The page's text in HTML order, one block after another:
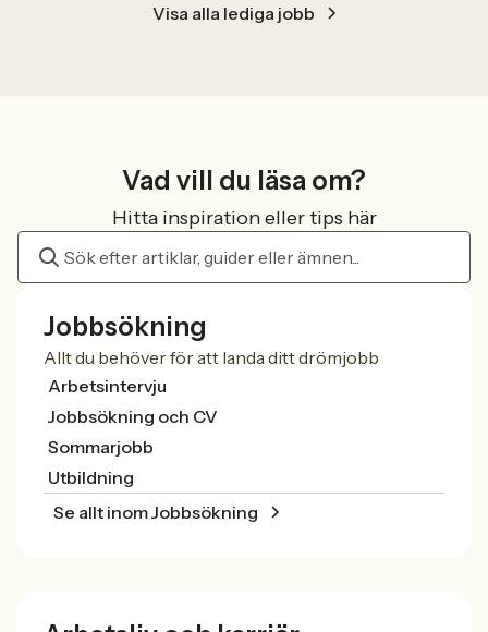
Visa alla lediga jobb
Vad vill du läsa om?
Hitta inspiration eller tips här
Jobbsökning
Allt du behöver för att landa ditt drömjobb
Arbetsintervju
Jobbsökning och CV
Sommarjobb
Utbildning
Se allt inom Jobbsökning